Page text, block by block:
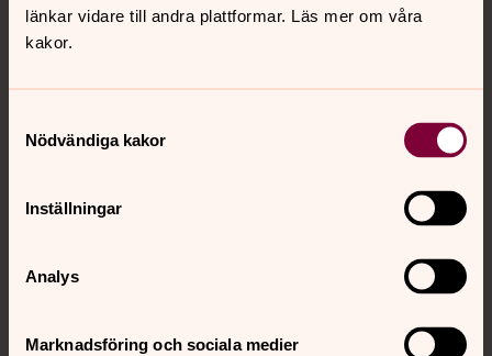
länkar vidare till andra plattformar. Läs mer om våra
kakor.
Nödvändiga kakor
Inställningar
Analys
Marknadsföring och sociala medier
Kontakt
Sociala kanaler